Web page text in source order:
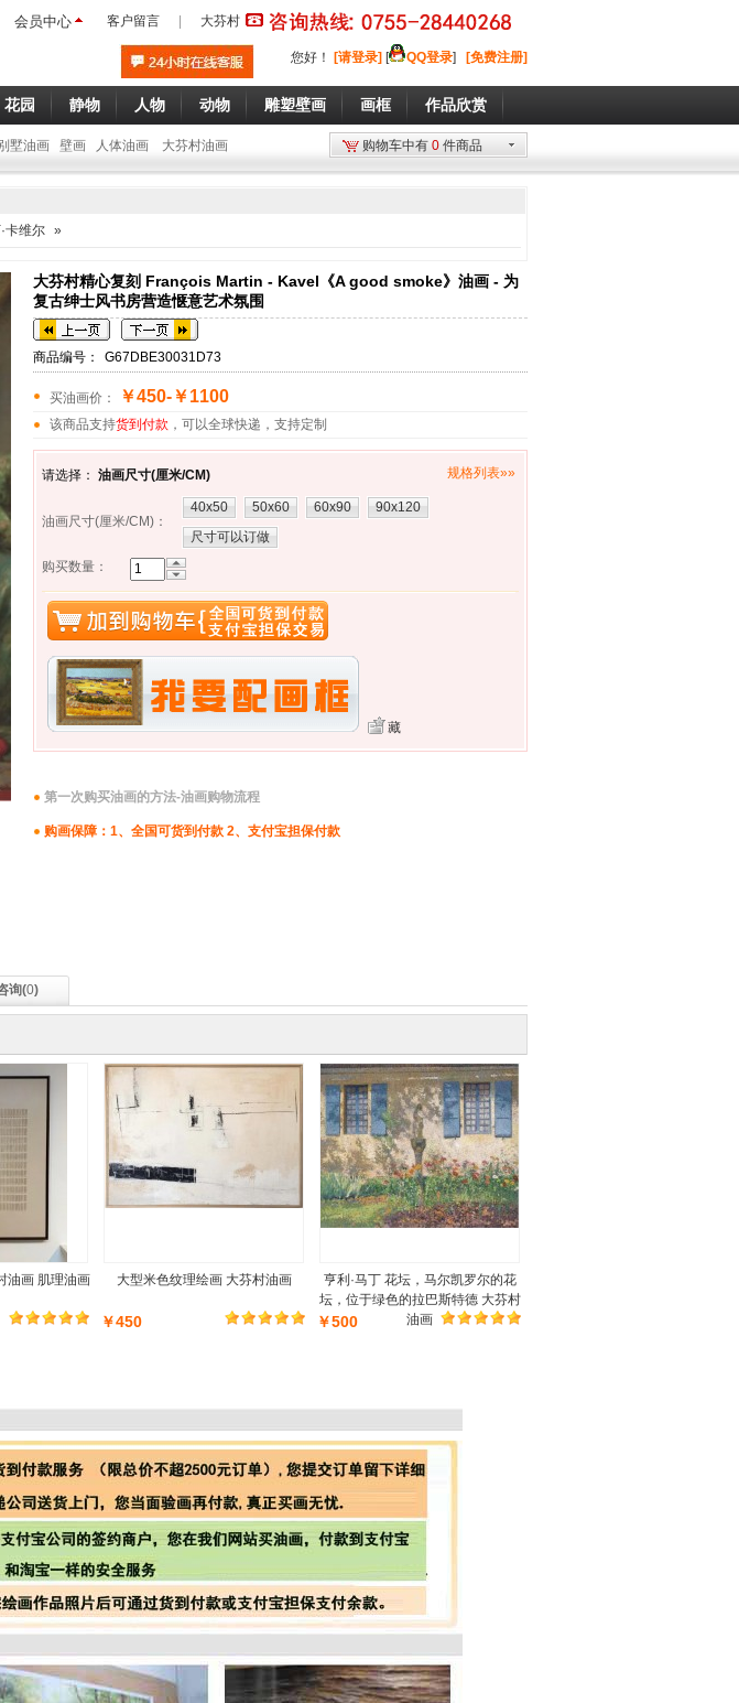
会员中心 客户留言 大芬村
您好 ！ [请登录] [ QQ登录] [免费注册]
花园 静物 人物 动物 雕塑壁画 画框 作品欣赏
墅油画 壁画 人体油画 大芬村油画 购物车中有 0 件商品
卡维尔 »
大芬村精心复刻 François Martin - Kavel《A good smoke》油画 - 为
复古绅士风书房营造惬意艺术氛围
商品编号： G67DBE30031D73
买油画价： ￥450-￥1100
该商品支持货到付款 ，可以全球快递，支持定制
请选择： 油画尺寸(厘米/CM) 规格列表»»
油画尺寸(厘米/CM) ：
40x50 50x60 60x90
90x120
尺寸可以订做
购买数量：
藏
第一次购买油画的方法-油画购物流程
购画保障：1、全国可货到付款 2、支付宝担保付款
询(0)
油画 肌理油画 大型米色纹理绘画 大芬村油画
￥450
亨利·马丁 花坛，马尔凯罗尔的花
坛，位于绿色的拉巴斯特德 大芬村
油画
￥500